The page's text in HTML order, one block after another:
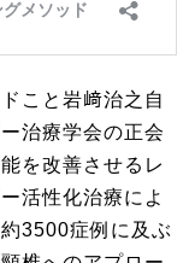
こと岩﨑治之自
治療学会の正会
を改善させるレ
活性化治療によ
3500症例に及ぶ